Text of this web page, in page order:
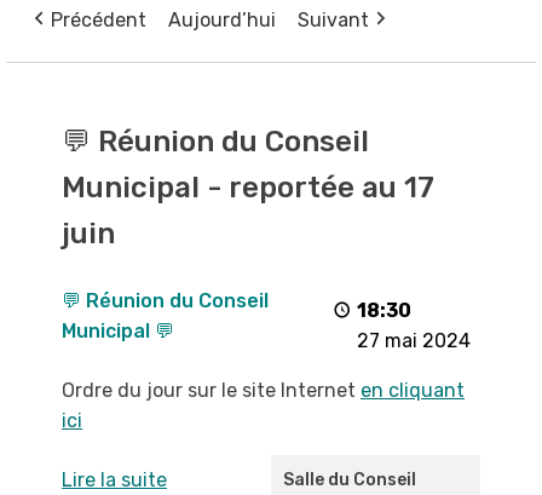
Précédent
Aujourd’hui Suivant
Réunion
Conseil
Municipal
💬 Réunion du Conseil
Municipal - reportée au 17
juin
18:30
27 mai 2024
💬 Réunion du Conseil
Municipal 💬
Ordre du jour sur le site Internet en cliquant
ici
Salle du Conseil
Lire la suite